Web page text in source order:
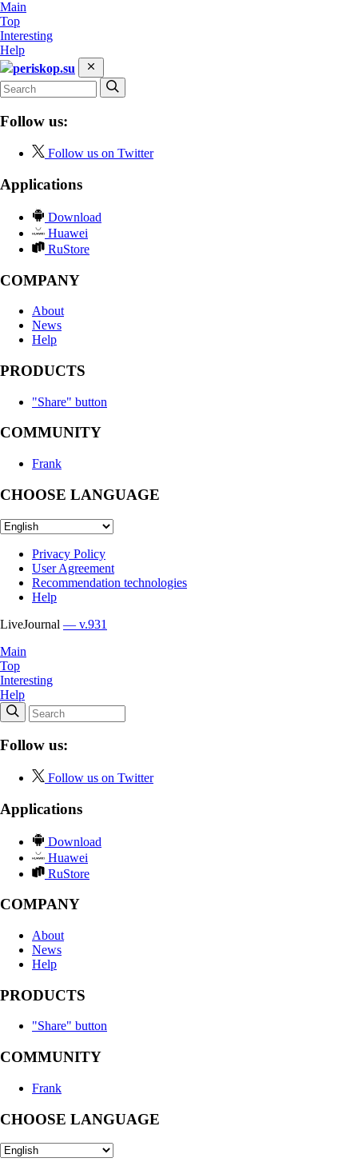
Main
Top
Interesting
Help
periskop.su
Follow us:
Follow us on Twitter
Applications
Download
Huawei
RuStore
COMPANY
About
News
Help
PRODUCTS
"Share" button
COMMUNITY
Frank
CHOOSE LANGUAGE
Privacy Policy
User Agreement
Recommendation technologies
Help
LiveJournal — v.931
Main
Top
Interesting
Help
Follow us:
Follow us on Twitter
Applications
Download
Huawei
RuStore
COMPANY
About
News
Help
PRODUCTS
"Share" button
COMMUNITY
Frank
CHOOSE LANGUAGE